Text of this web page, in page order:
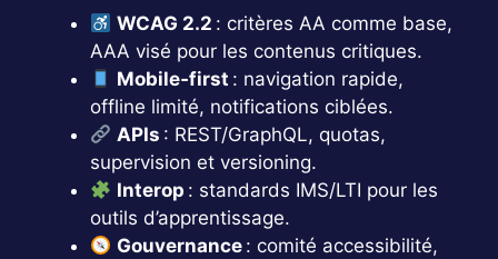
WCAG 2.2 : critères AA comme base,
AAA visé pour les contenus critiques.
Mobile‑first : navigation rapide,
offline limité, notifications ciblées.
APIs : REST/GraphQL, quotas,
supervision et versioning.
Interop : standards IMS/LTI pour les
outils d’apprentissage.
Gouvernance : comité accessibilité,